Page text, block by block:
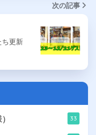
次の記事
ち更新
33